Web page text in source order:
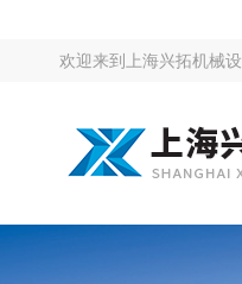
欢迎来到 上海兴拓机械